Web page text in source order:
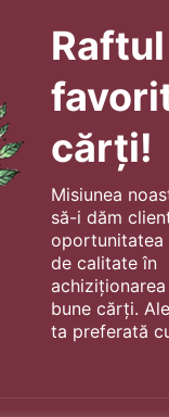
cărți!
Misiunea
să-i dăm
oportunitatea
de calitate în
bune cărți.
ta preferată